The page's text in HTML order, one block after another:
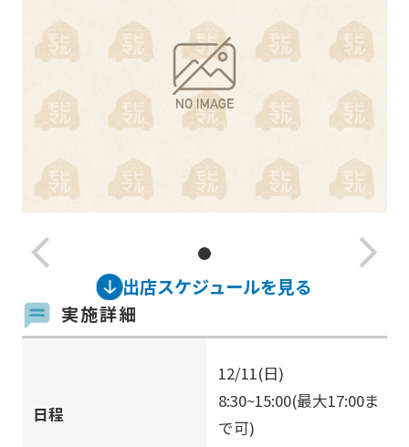
arrow_back_ios_new arrow_forward_ios
出店スケジュールを見る
実施詳細
日程
12/11(日)
8:30~15:00(最大17:00ま
で可)